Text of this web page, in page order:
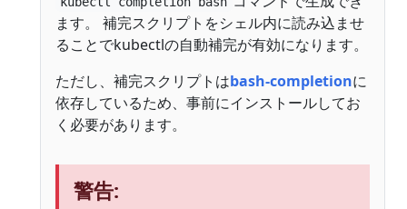
ます。 補完スクリプトをシェル内に読み込ませ
ることでkubectlの自動補完が有効になります。
ただし、補完スクリプトはbash-completionに
依存しているため、事前にインストールしてお
く必要があります。
警告: